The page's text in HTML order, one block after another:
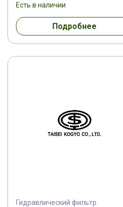
Есть в наличии
Подробнее
Гидравлический фильтр